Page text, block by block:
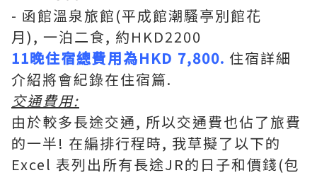
- 函館溫泉旅館(平成館潮騷亭別館花
月), 一泊二食, 約HKD2200
11晚住宿總費用為HKD 7,800. 住宿詳細
介紹將會紀錄在住宿篇.
交通費用:
由於較多長途交通, 所以交通費也佔了旅費
的一半! 在編排行程時, 我草擬了以下的
Excel 表列出所有長途JR的日子和價錢(包